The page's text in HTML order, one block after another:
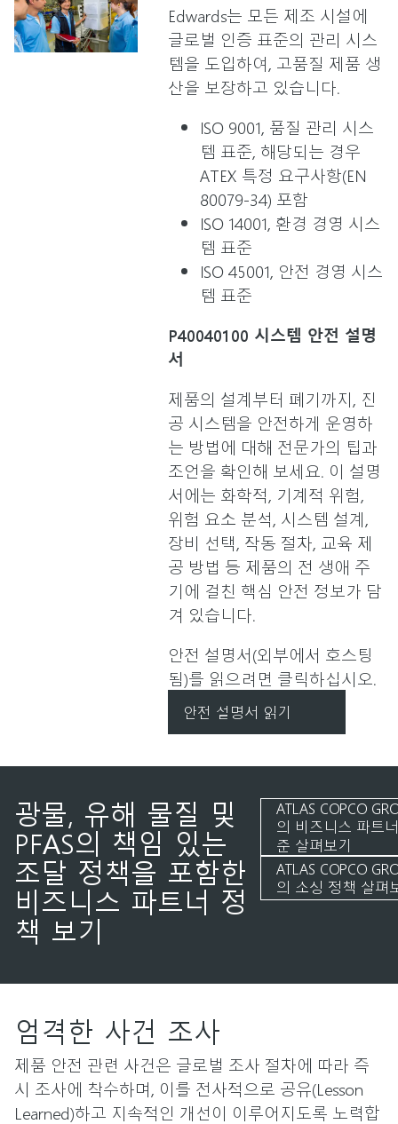
Edwards는 모든 제조 시설에
글로벌 인증 표준의 관리 시스
템을 도입하여, 고품질 제품 생
산을 보장하고 있습니다.
ISO 9001, 품질 관리 시스
템 표준, 해당되는 경우
ATEX 특정 요구사항(EN
80079-34) 포함
ISO 14001, 환경 경영 시스
템 표준
ISO 45001, 안전 경영 시스
템 표준
P40040100 시스템 안전 설명
서
제품의 설계부터 폐기까지, 진
공 시스템을 안전하게 운영하
는 방법에 대해 전문가의 팁과
조언을 확인해 보세요. 이 설명
서에는 화학적, 기계적 위험,
위험 요소 분석, 시스템 설계,
장비 선택, 작동 절차, 교육 제
공 방법 등 제품의 전 생애 주
기에 걸친 핵심 안전 정보가 담
겨 있습니다.
안전 설명서(외부에서 호스팅
됨)를 읽으려면 클릭하십시오.
안전 설명서 읽기
광물, 유해 물질 및
PFAS의 책임 있는
조달 정책을 포함한
비즈니스 파트너 정
책 보기
ATLAS COPCO
의 비즈니스 파트
준 살펴보기
ATLAS COPCO
의 소싱 정책 살펴
엄격한 사건 조사
제품 안전 관련 사건은 글로벌 조사 절차에 따라 즉
시 조사에 착수하며, 이를 전사적으로 공유(Lesson
Learned)하고 지속적인 개선이 이루어지도록 노력합